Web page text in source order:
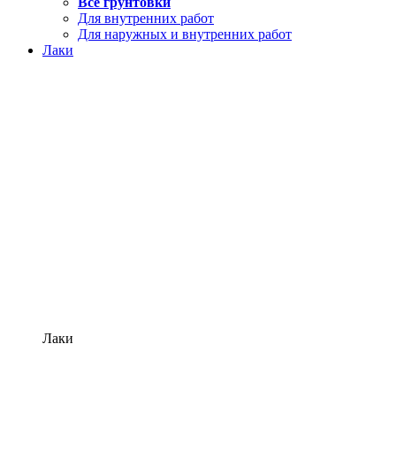
Для внутренних работ
Для наружных и внутренних работ
Лаки
Лаки